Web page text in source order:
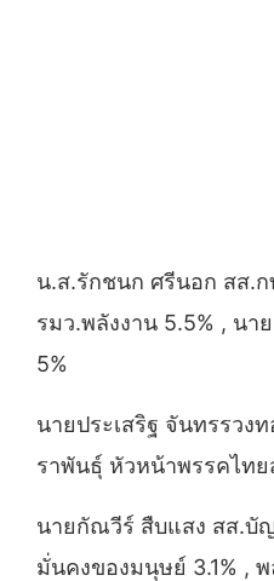
น.ส.รักชนก ศรีนอก สส.
รมว.พลังงาน 5.5% , น
5%
นายประเสริฐ จันทรรวง
ราพันธุ์ หัวหน้าพรรคไทย
นายกัณวีร์ สืบแสง สส.บั
มั่นคงของมนุษย์ 3.1% ,